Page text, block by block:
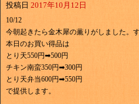
投稿日 2017年10月12日
10/12
今朝起きたら金木犀の薫りがしました。
本日のお買い得品は
とり天550円➡500円
チキン南蛮350円➡300円
とり天弁当600円➡550円
で提供します。